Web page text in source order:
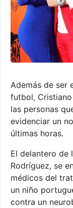
Además de ser
futbol,
las personas
evidenciar un
últimas horas.
El delantero de
Rodríguez, se
médicos del
un niño
contra un